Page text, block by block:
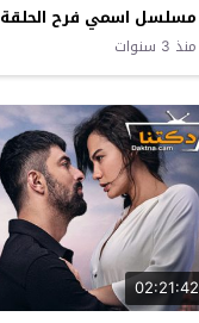
مسلسل اسمي فرح الحلقة 22 مترجم للعربية
منذ 3 سنوات
02:21:42